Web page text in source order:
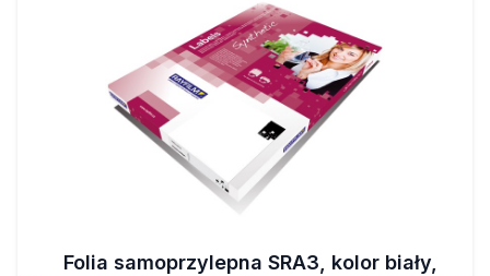
Folia samoprzylepna SRA3, kolor biały,